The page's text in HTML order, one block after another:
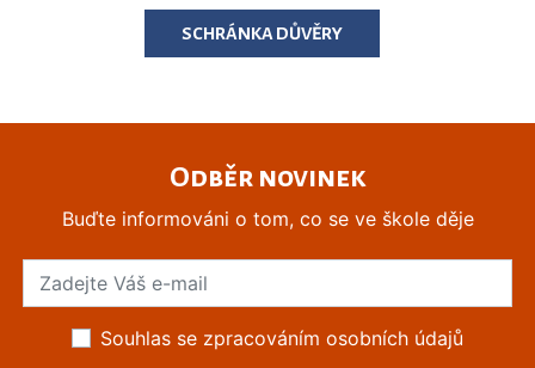
SCHRÁNKA DŮVĚRY
Odběr novinek
Buďte informováni o tom, co se ve škole děje
Souhlas se zpracováním osobních údajů